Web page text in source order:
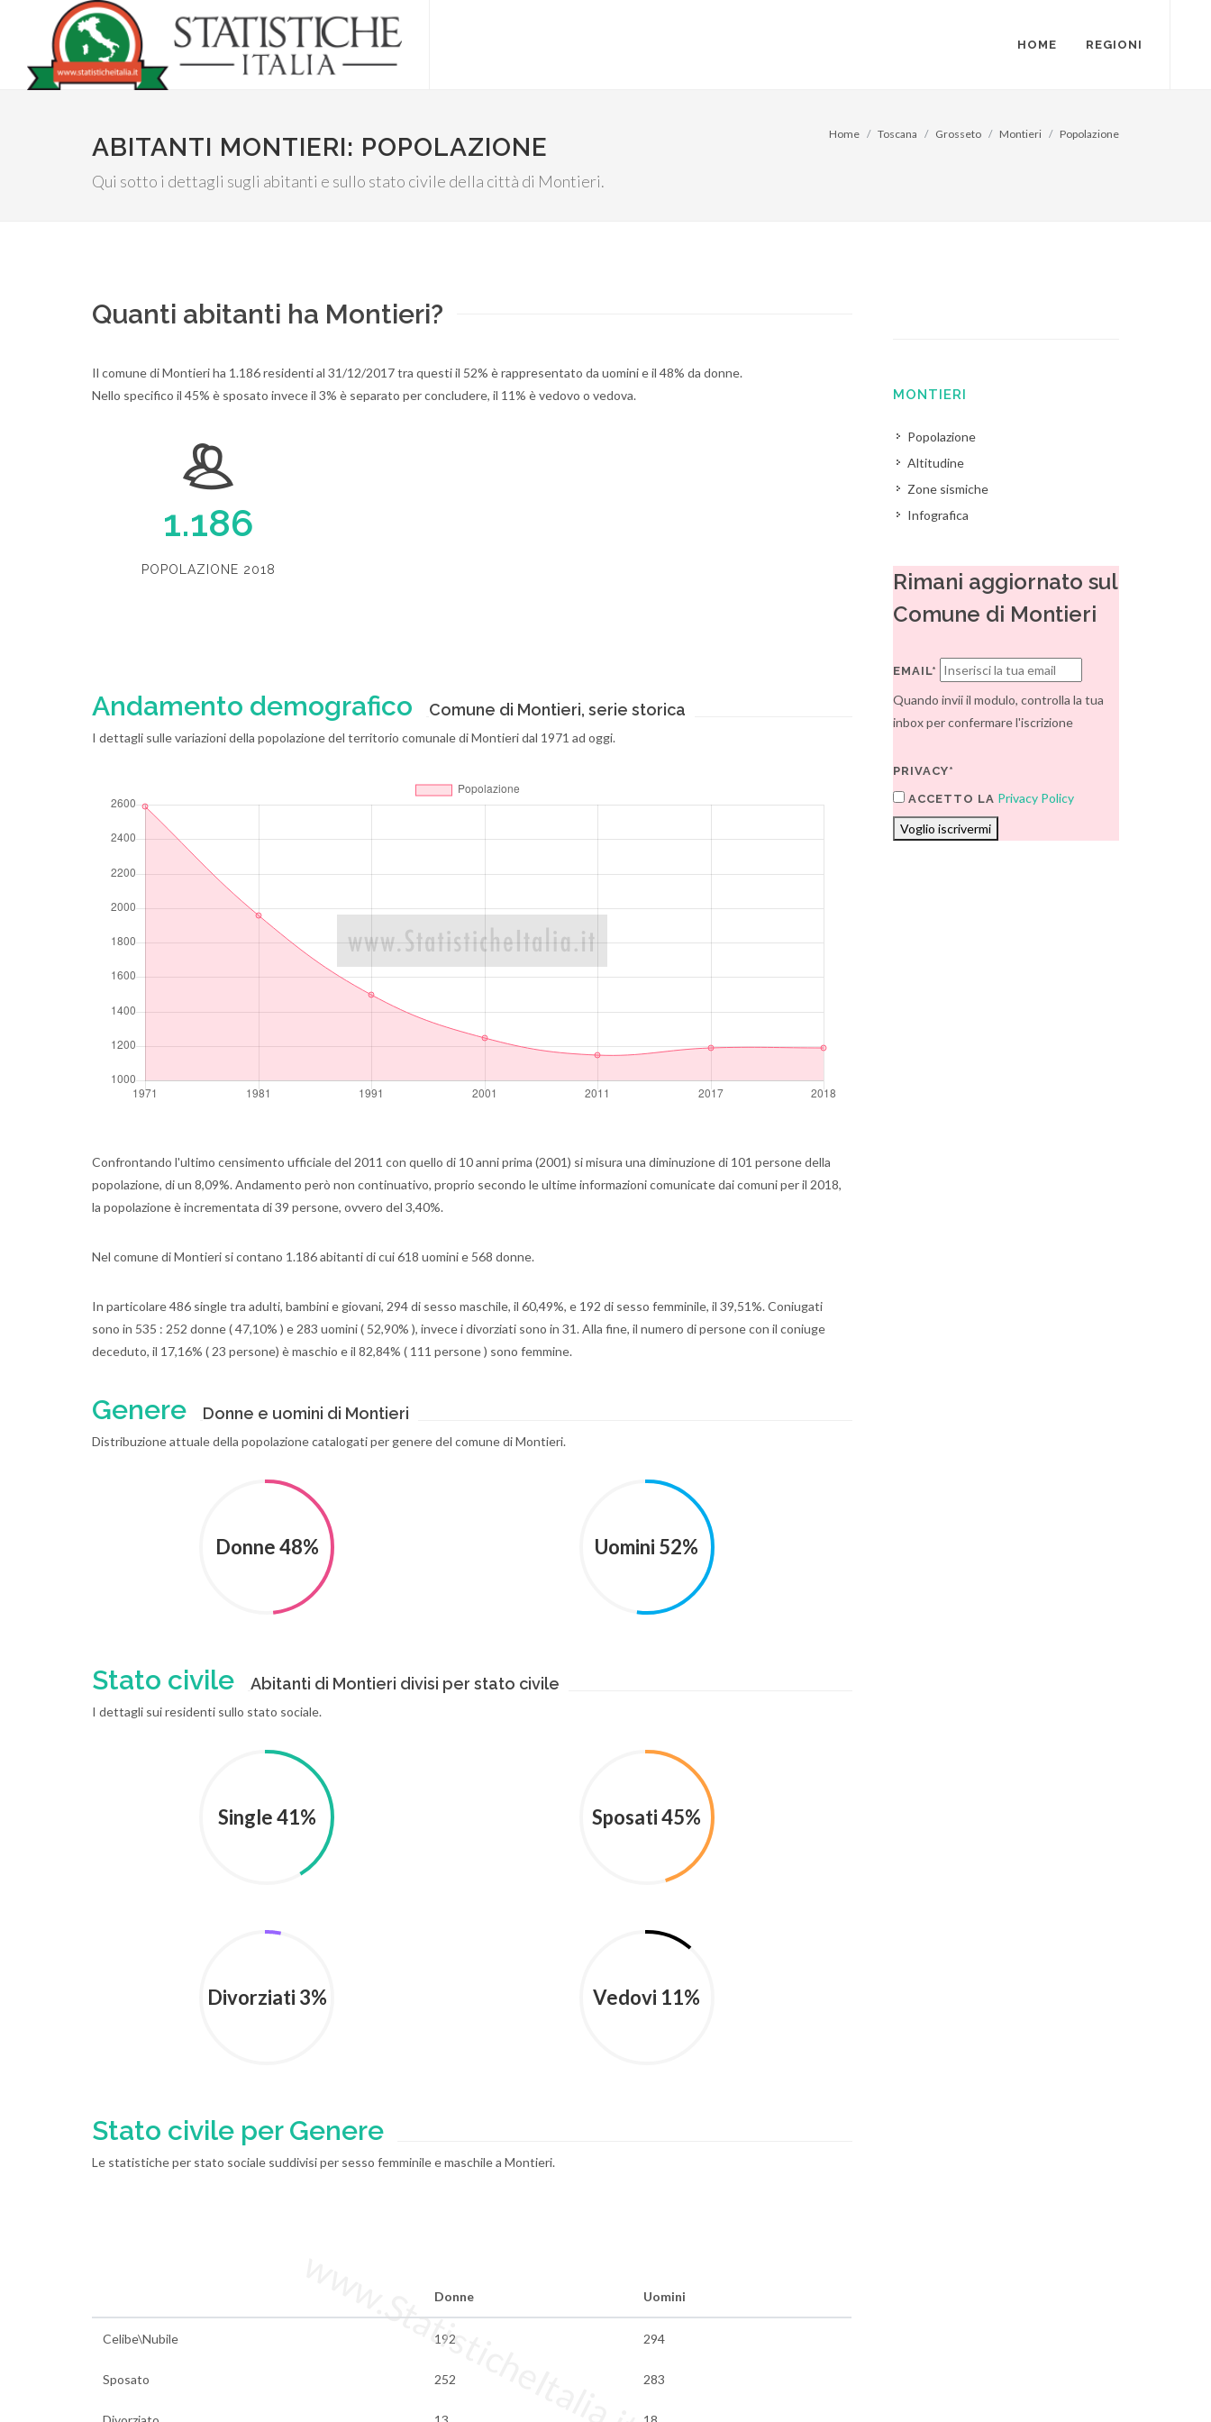
HOME REGIONI
ABITANTI MONTIERI: POPOLAZIONE
Qui sotto i dettagli sugli abitanti e sullo stato civile della città di Montieri.
Home Toscana Grosseto Montieri Popolazione
Quanti abitanti ha Montieri?
Il comune di Montieri ha 1.186 residenti al 31/12/2017 tra questi il 52% è rappresentato da uomini e il 48% da donne.
Nello specifico il 45% è sposato invece il 3% è separato per concludere, il 11% è vedovo o vedova.
1.186
POPOLAZIONE 2018
Andamento demografico Comune di Montieri, serie storica
I dettagli sulle variazioni della popolazione del territorio comunale di Montieri dal 1971 ad oggi.
Confrontando l'ultimo censimento ufficiale del 2011 con quello di 10 anni prima (2001) si misura una diminuzione di 101 persone della
popolazione, di un 8,09%. Andamento però non continuativo, proprio secondo le ultime informazioni comunicate dai comuni per il 2018,
la popolazione è incrementata di 39 persone, ovvero del 3,40%.
Nel comune di Montieri si contano 1.186 abitanti di cui 618 uomini e 568 donne.
In particolare 486 single tra adulti, bambini e giovani, 294 di sesso maschile, il 60,49%, e 192 di sesso femminile, il 39,51%. Coniugati
sono in 535 : 252 donne ( 47,10% ) e 283 uomini ( 52,90% ), invece i divorziati sono in 31. Alla fine, il numero di persone con il coniuge
deceduto, il 17,16% ( 23 persone) è maschio e il 82,84% ( 111 persone ) sono femmine.
Genere Donne e uomini di Montieri
Distribuzione attuale della popolazione catalogati per genere del comune di Montieri.
Donne 48% Uomini 52%
Stato civile Abitanti di Montieri divisi per stato civile
I dettagli sui residenti sullo stato sociale.
Single 41% Sposati 45%
Divorziati 3% Vedovi 11%
Stato civile per Genere
Le statistiche per stato sociale suddivisi per sesso femminile e maschile a Montieri.
Donne Uomini
Celibe\Nubile 192 294
Sposato 252 283
www.StatisticheItalia.it
MONTIERI
Popolazione
Altitudine
Zone sismiche
Infografica
Rimani aggiornato sul
Comune di Montieri
EMAIL*
Quando invii il modulo, controlla la tua
inbox per confermare l'iscrizione
PRIVACY*
ACCETTO LA Privacy Policy
Voglio iscrivermi